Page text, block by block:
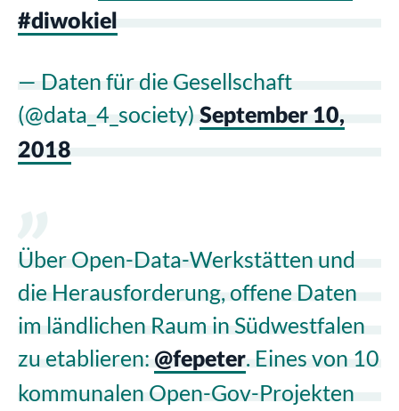
#diwokiel
— Daten für die Gesellschaft
(@data_4_society) September 10,
2018
Über Open-Data-Werkstätten und
die Herausforderung, offene Daten
im ländlichen Raum in Südwestfalen
zu etablieren: @fepeter. Eines von 10
kommunalen Open-Gov-Projekten